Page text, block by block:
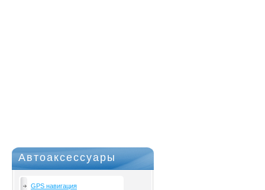
Автоаксессуары
GPS навигация